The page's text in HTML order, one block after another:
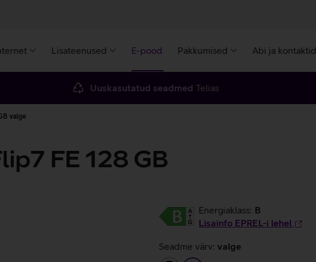
Lisateenused E-pood Pakkumised Abi ja kontaktid
Uuskasutatud seadmed Telias
valge
FE 128 GB
Energiaklass: B
Lisainfo EPREL-i lehel
Seadme värv: valge